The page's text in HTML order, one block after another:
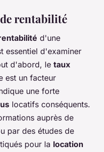
rentabilité
d'une
essentiel d'examiner
d'abord, le taux
est un facteur
une forte
locatifs conséquents.
auprès de
par des études de
pour la location